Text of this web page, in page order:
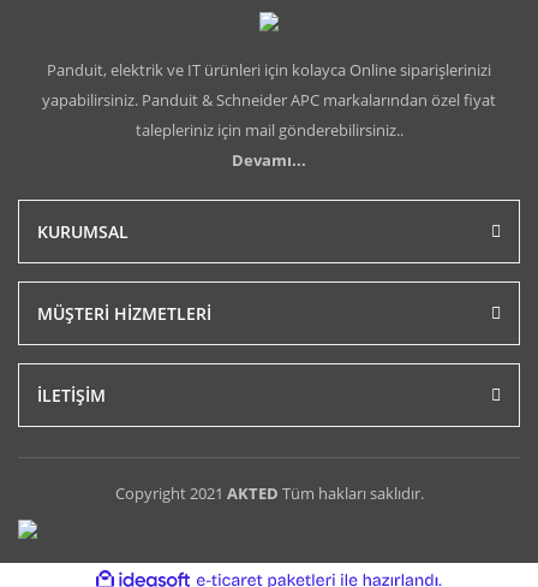
Panduit, elektrik ve IT ürünleri için kolayca Online siparişlerinizi
yapabilirsiniz. Panduit & Schneider APC markalarından özel fiyat
talepleriniz için mail gönderebilirsiniz..
Devamı...
KURUMSAL
MÜŞTERİ HİZMETLERİ
İLETİŞİM
Copyright 2021 AKTED Tüm hakları saklıdır.
ideasoft e-